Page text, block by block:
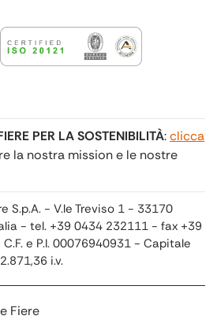
PER LA SOSTENIBILITÀ:clicca
la nostra mission e le nostre
S.p.A. - V.le Treviso 1 - 33170
- tel. +39 0434 232111 - fax +39
e P.I. 00076940931 - Capitale
i.v.
Fiere